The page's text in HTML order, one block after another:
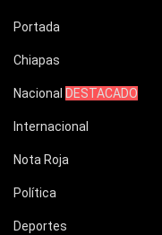
Portada
Chiapas
Nacional DESTACADO
Internacional
Nota Roja
Política
Deportes